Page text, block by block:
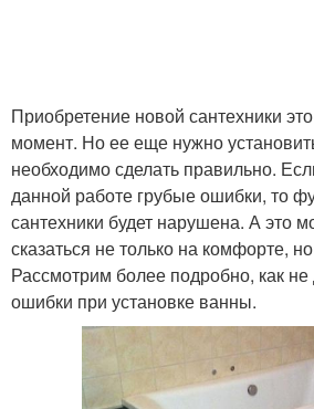
Приобретение новой сантехники
момент. Но ее еще нужно
необходимо сделать правильно.
данной работе грубые ошибки, то
сантехники будет нарушена. А это
сказаться не только на комфорте,
Рассмотрим более подробно, как не
ошибки при установке ванны.